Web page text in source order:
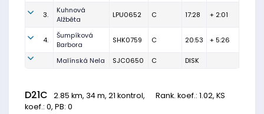
3.
Kuhnová
Alžběta
LPU0652 C 17:28 + 2:01
4.
Šumpíková
Barbora
SHK0759 C 20:53 + 5:26
Malínská Nela SJC0650 C DISK
D21C 2.85 km, 34 m, 21 kontrol, Rank. koef.: 1.02, KS
koef.: 0, PB: 0